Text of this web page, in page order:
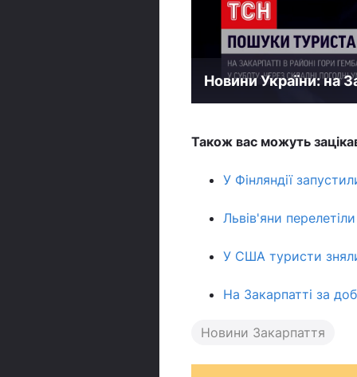
Новини України: на
Також вас можуть
У Фінляндії
Львів'яни
У США туристи
На Закарпатті за
Новини Закарпаття